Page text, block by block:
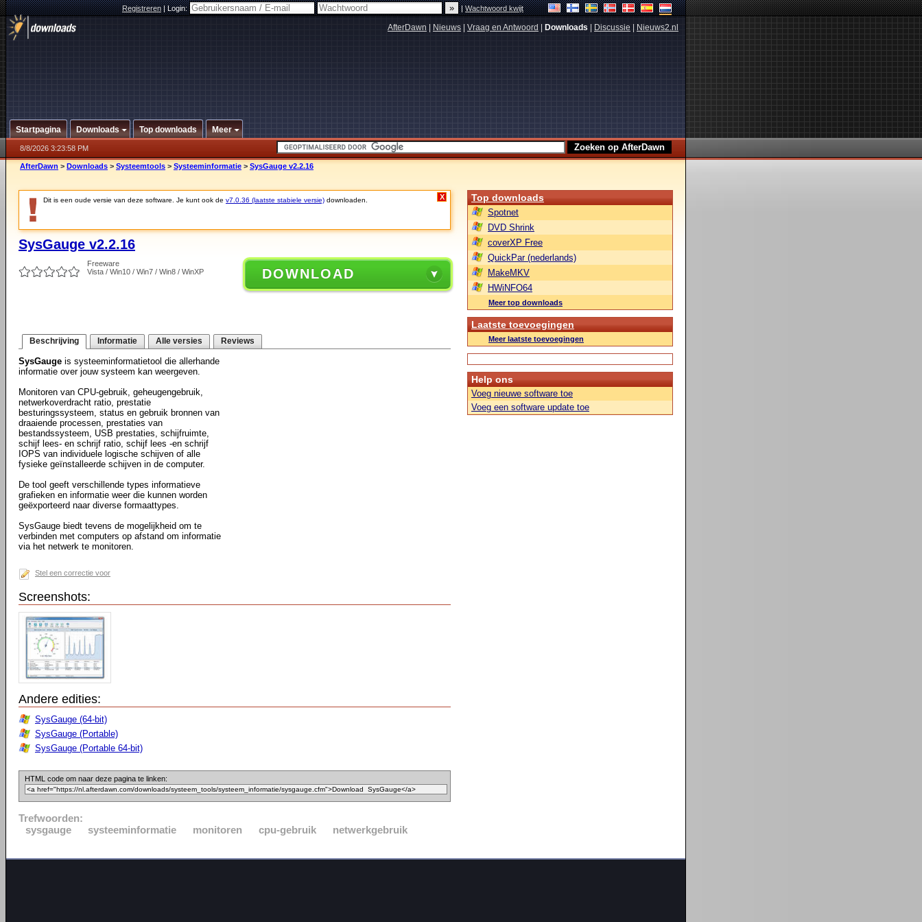
Registreren|Login: |Wachtwoord kwijt
AfterDawn Nieuws Vraag en Antwoord Downloads Discussie Nieuws2.nl
Startpagina Downloads Top downloads Meer
8/8/2026 3:23:58 PM
AfterDawn > Downloads > Systeemtools > Systeeminformatie > SysGauge v2.2.16
Dit is een oude versie van deze software. Je kunt ook de v7.0.36 (laatste stabiele versie) downloaden. X
SysGauge v2.2.16
Freeware
Vista / Win10 / Win7 / Win8 / WinXP
DOWNLOAD
Beschrijving Informatie Alle versies Reviews
SysGauge is systeeminformatietool die allerhande
informatie over jouw systeem kan weergeven.
Monitoren van CPU-gebruik, geheugengebruik,
netwerkoverdracht ratio, prestatie
besturingssysteem, status en gebruik bronnen van
draaiende processen, prestaties van
bestandssysteem, USB prestaties, schijfruimte,
schijf lees- en schrijf ratio, schijf lees -en schrijf
IOPS van individuele logische schijven of alle
fysieke geïnstalleerde schijven in de computer.
De tool geeft verschillende types informatieve
grafieken en informatie weer die kunnen worden
geëxporteerd naar diverse formaattypes.
SysGauge biedt tevens de mogelijkheid om te
verbinden met computers op afstand om informatie
via het netwerk te monitoren.
Stel een correctie voor
Screenshots:
Andere edities:
SysGauge (64-bit)
SysGauge (Portable)
SysGauge (Portable 64-bit)
HTML code om naar deze pagina te linken:
Trefwoorden:
sysgauge
systeeminformatie monitoren cpu-gebruik netwerkgebruik
Top downloads
Spotnet
DVD Shrink
coverXP Free
QuickPar (nederlands)
MakeMKV
HWiNFO64
Meer top downloads
Laatste toevoegingen
Meer laatste toevoegingen
Help ons
Voeg nieuwe software toe
Voeg een software update toe